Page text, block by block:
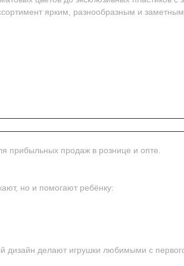
ярким, разнообразным и заметным
прибыльных продаж в рознице и опте.
но и помогают ребёнку:
делают игрушки любимыми с первого